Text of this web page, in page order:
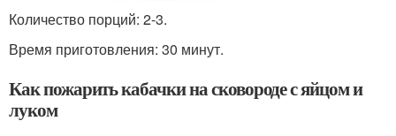
Количество порций: 2-3.
Время приготовления: 30 минут.
Как пожарить кабачки на сковороде с яйцом и
луком